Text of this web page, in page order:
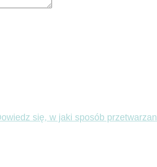
się, w jaki sposób